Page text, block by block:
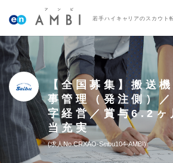
若手ハイキャリアのスカウト
【全国募集】搬送
事管理（発注側）
字経営／賞与6.2ヶ
当充実
求人No.CRXAO-Seibu104-AMBI